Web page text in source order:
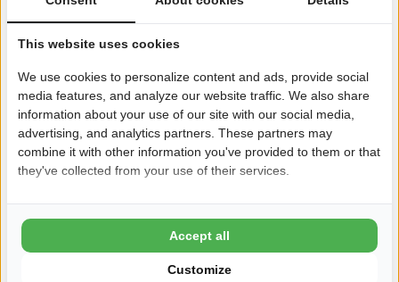
familiecamping met veel speelmogelijkheden.
Lees meer
Zeker boeken!
kosteloos te wijzigen of te annuleren.
This website uses cookies
We use cookies to personalize content and ads, provide social
media features, and analyze our website traffic. We also share
information about your use of our site with our social media,
advertising, and analytics partners. These partners may
combine it with other information you've provided to them or that
they've collected from your use of their services.
Customize
Accept all